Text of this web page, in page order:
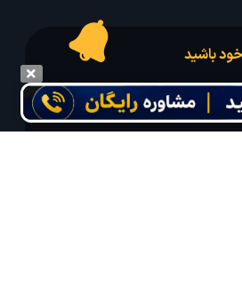
باشید
دلخواه ثبت و پیامک بهترین آفر مربوط به تور